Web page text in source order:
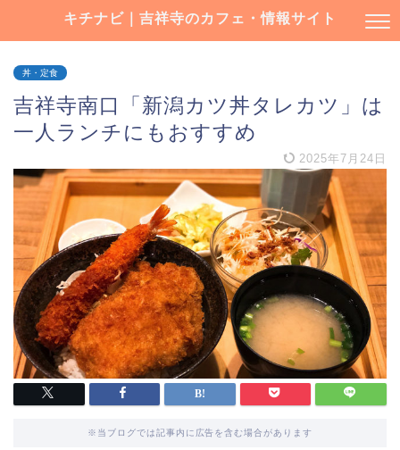
キチナビ｜吉祥寺のカフェ・情報サイト
丼・定食
吉祥寺南口「新潟カツ丼タレカツ」は
一人ランチにもおすすめ
2025年7月24日
※当ブログでは記事内に広告を含む場合があります